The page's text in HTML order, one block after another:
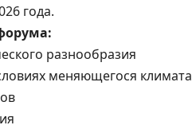
года.
разнообразия
меняющегося климата